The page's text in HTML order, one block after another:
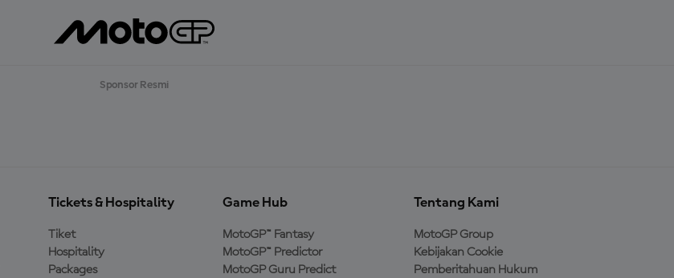
Sponsor Resmi
Tickets & Hospitality
Tiket
Hospitality
Packages
Game Hub
MotoGP™ Fantasy
MotoGP™ Predictor
MotoGP Guru Predict
Tentang Kami
MotoGP Group
Kebijakan Cookie
Pemberitahuan Hukum